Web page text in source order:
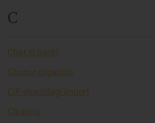
C
Chet el banki
Chuqur o'rganish
CIF shartidagi import
Clearing